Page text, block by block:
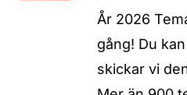
År 2026
gång! Du
skickar vi